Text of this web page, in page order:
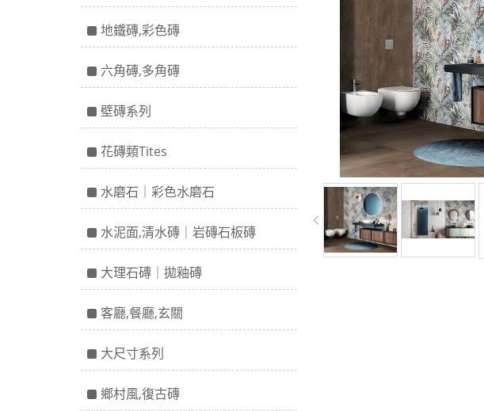
地鐵磚,彩色磚
六角磚,多角磚
壁磚系列
花磚類Tites
水磨石｜彩色水磨石
水泥面,清水磚｜岩磚石板磚
大理石磚｜拋釉磚
客廳,餐廳,玄關
大尺寸系列
鄉村風,復古磚